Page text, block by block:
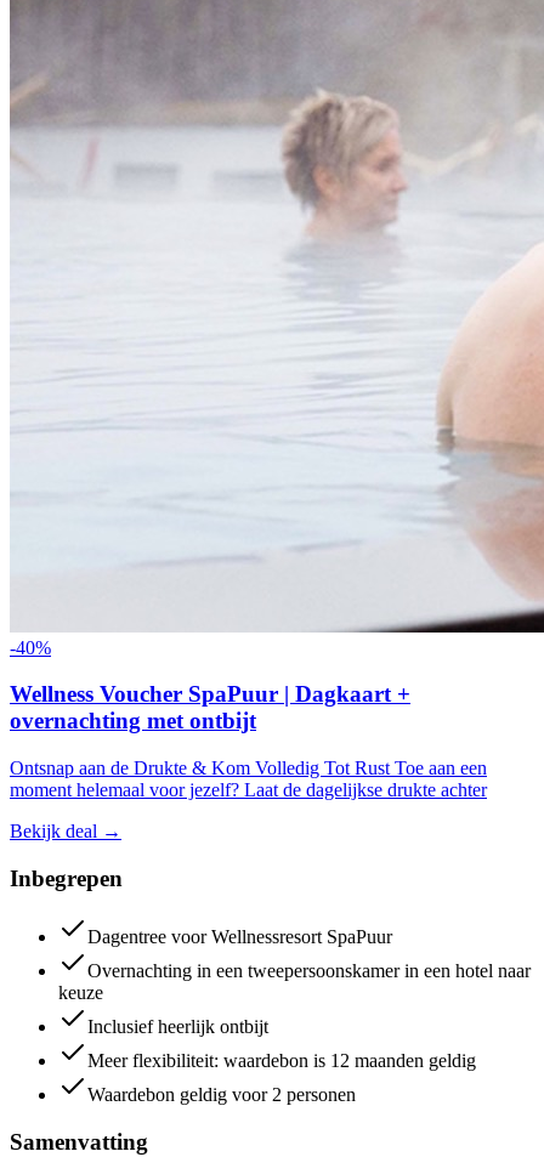
-40%
Wellness Voucher SpaPuur | Dagkaart +
overnachting met ontbijt
Ontsnap aan de Drukte & Kom Volledig Tot Rust Toe aan een
moment helemaal voor jezelf? Laat de dagelijkse drukte achter
Bekijk deal →
Inbegrepen
Dagentree voor Wellnessresort SpaPuur
Overnachting in een tweepersoonskamer in een hotel naar
keuze
Inclusief heerlijk ontbijt
Meer flexibiliteit: waardebon is 12 maanden geldig
Waardebon geldig voor 2 personen
Samenvatting